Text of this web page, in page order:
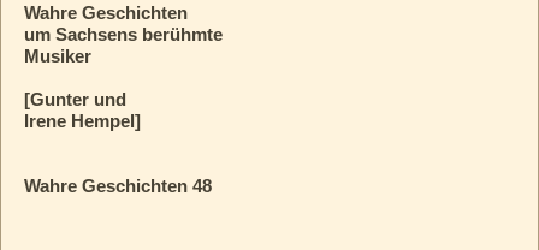
Wahre Geschichten
um Sachsens berühmte
Musiker
[Gunter und
Irene Hempel]
Wahre Geschichten 48